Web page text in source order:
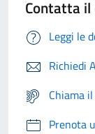
Contatta il
Leggi le
Richiedi
Chiama
Prenota